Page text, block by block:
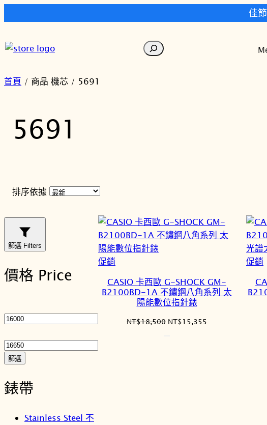
佳
至
內
搜
首頁 / 商品 機芯 / 5691
5691
排序依據
篩選 Filters
價格 Price
低
格
高
價
篩選
錶帶
Stainless Steel 不
促銷
商
CASIO 卡西歐 G-SHOCK GM-
B2100BD-1A 不鏽鋼八角系列 太
陽能數位指針錶
NT$18,500 原
NT$15,355
促銷